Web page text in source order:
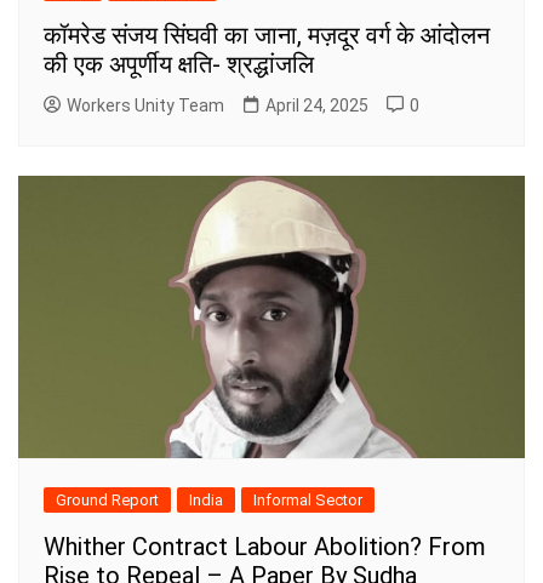
कॉमरेड संजय सिंघवी का जाना, मज़दूर वर्ग के आंदोलन
की एक अपूर्णीय क्षति- श्रद्धांजलि
Workers Unity Team April 24, 2025 0
Ground Report India Informal Sector
Whither Contract Labour Abolition? From
Rise to Repeal – A Paper By Sudha